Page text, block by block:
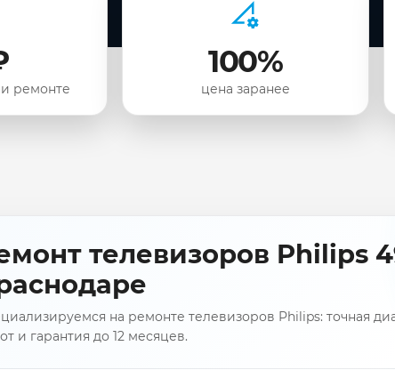
ремонте
100%
цена заранее
телевизоров Philips
на ремонте телевизоров Philips: точная
и гарантия до 12 месяцев.